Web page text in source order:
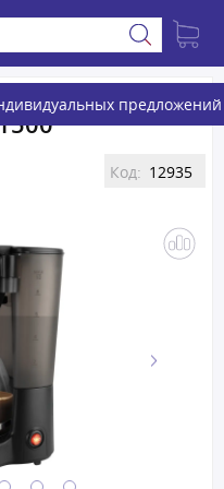
предложений
Код: 12935